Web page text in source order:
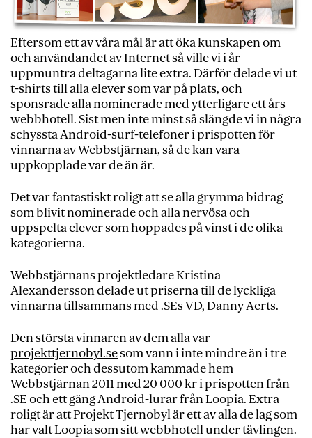
Eftersom ett av våra mål är att öka kunskapen om
och användandet av Internet så ville vi i år
uppmuntra deltagarna lite extra. Därför delade vi ut
t-shirts till alla elever som var på plats, och
sponsrade alla nominerade med ytterligare ett års
webbhotell. Sist men inte minst så slängde vi in några
schyssta Android-surf-telefoner i prispotten för
vinnarna av Webbstjärnan, så de kan vara
uppkopplade var de än är.
Det var fantastiskt roligt att se alla grymma bidrag
som blivit nominerade och alla nervösa och
uppspelta elever som hoppades på vinst i de olika
kategorierna.
Webbstjärnans projektledare Kristina
Alexandersson delade ut priserna till de lyckliga
vinnarna tillsammans med .SEs VD, Danny Aerts.
Den största vinnaren av dem alla var
projekttjernobyl.sesom vann i inte mindre än i tre
kategorier och dessutom kammade hem
Webbstjärnan 2011 med 20 000 kr i prispotten från
.SE och ett gäng Android-lurar från Loopia. Extra
roligt är att Projekt Tjernobyl är ett av alla de lag som
har valt Loopia som sitt webbhotell under tävlingen.